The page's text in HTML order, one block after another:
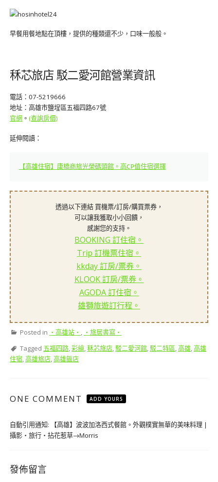
早餐用餐地點在頂樓，提供的種類還不少，口味一般般。
秝芯旅店 駁二愛河館營業資訊
電話：07-5219666
地址：高雄市鹽埕區五福四路67號
官網 。 (查詢房價)
延伸閱讀：
【高雄住宿】康橋商旅光榮碼頭館。高CP值住宿選擇
透過以下連結 買機票/訂房/購買票券，
可以讓我獲取小小回饋，
感謝您的支持。
BOOKING 訂住宿。
Trip 訂機票住宿。
kkday 訂房/票券。
KLOOK 訂房/票券。
AGODA 訂住宿。
雄獅旅遊訂行程。
Posted in ‧高雄站‧
‧旅居書寫‧
Tagged 五福四路 彩繪 秝芯旅店 駁二愛河館 駁二特區 高雄 高雄
住宿 高雄旅店 高雄飯店
ONE COMMENT ADD YOURS
自動引用通知:
【高雄】波波加洛西式餐館。外觀樸實無華的美味料理 |
攝影‧旅行‧拈花惹草→Morris
發佈留言